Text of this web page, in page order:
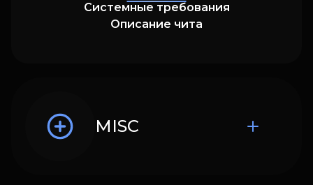
Системные требования
Описание чита
MISC